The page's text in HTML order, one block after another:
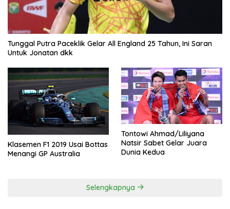
Tunggal Putra Paceklik Gelar All England 25 Tahun, Ini Saran
Untuk Jonatan dkk
Klasemen F1 2019 Usai Bottas
Menangi GP Australia
Tontowi Ahmad/Liliyana
Natsir Sabet Gelar Juara
Dunia Kedua
Selengkapnya